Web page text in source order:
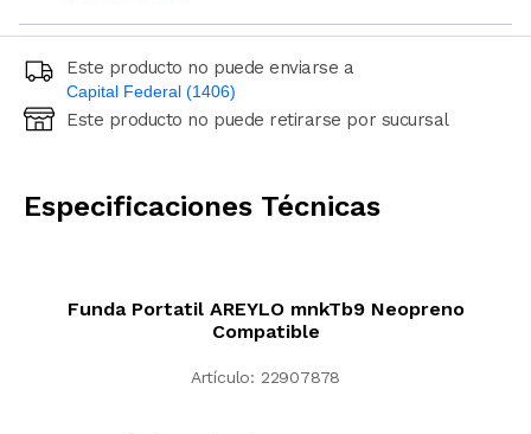
Este producto no puede enviarse a
Capital Federal (1406)
Ingresá código postal (sólo números)
Este producto no puede retirarse por sucursal
Especificaciones Técnicas
Funda Portatil AREYLO mnkTb9 Neopreno
Compatible
Artículo: 22907878